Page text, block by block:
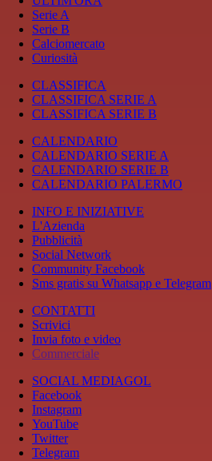
Serie A
Serie B
Calciomercato
Curiosità
CLASSIFICA
CLASSIFICA SERIE A
CLASSIFICA SERIE B
CALENDARIO
CALENDARIO SERIE A
CALENDARIO SERIE B
CALENDARIO PALERMO
INFO E INIZIATIVE
L'Azienda
Pubblicità
Social Network
Community Facebook
Sms gratis su Whatsapp e Telegram
CONTATTI
Scrivici
Invia foto e video
Commerciale
SOCIAL MEDIAGOL
Facebook
Instagram
YouTube
Twitter
Telegram